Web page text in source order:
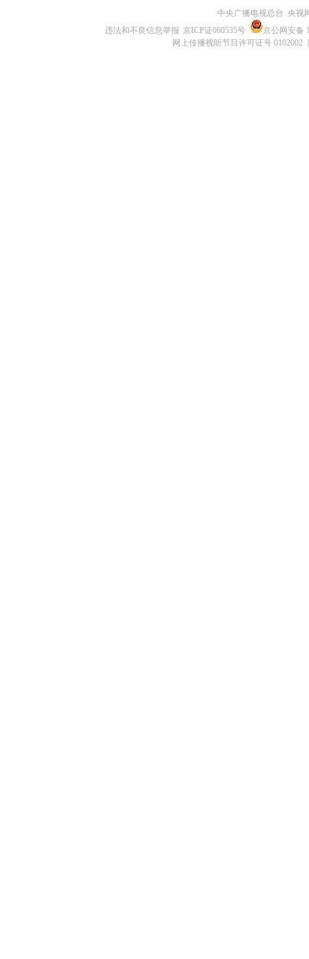
中央广播电视总台 央视
违法和不良信息举报 京ICP证060535号
京公网安备
网上传播视听节目许可证号 0102002